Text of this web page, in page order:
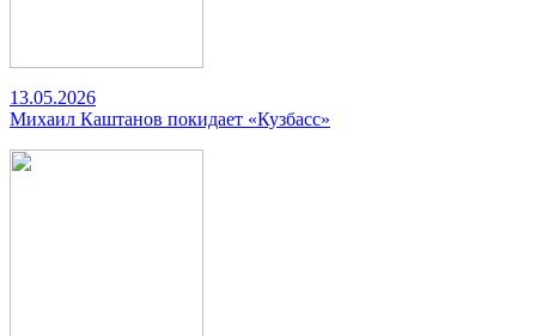
13.05.2026
Михаил Каштанов покидает «Кузбасс»